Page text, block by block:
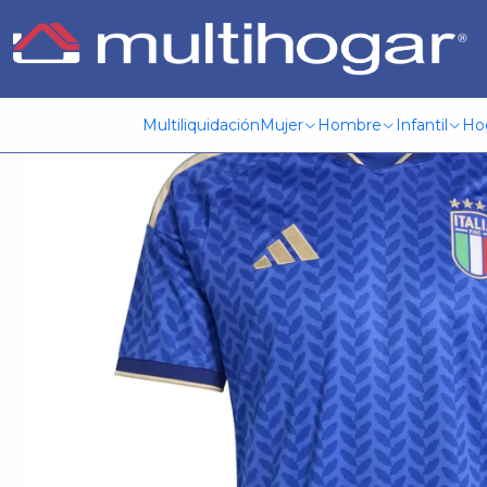
MultiliquidaciónMujer Hombre Infantil
Inicio Deporte y tiempo libre Implementos Deportivos